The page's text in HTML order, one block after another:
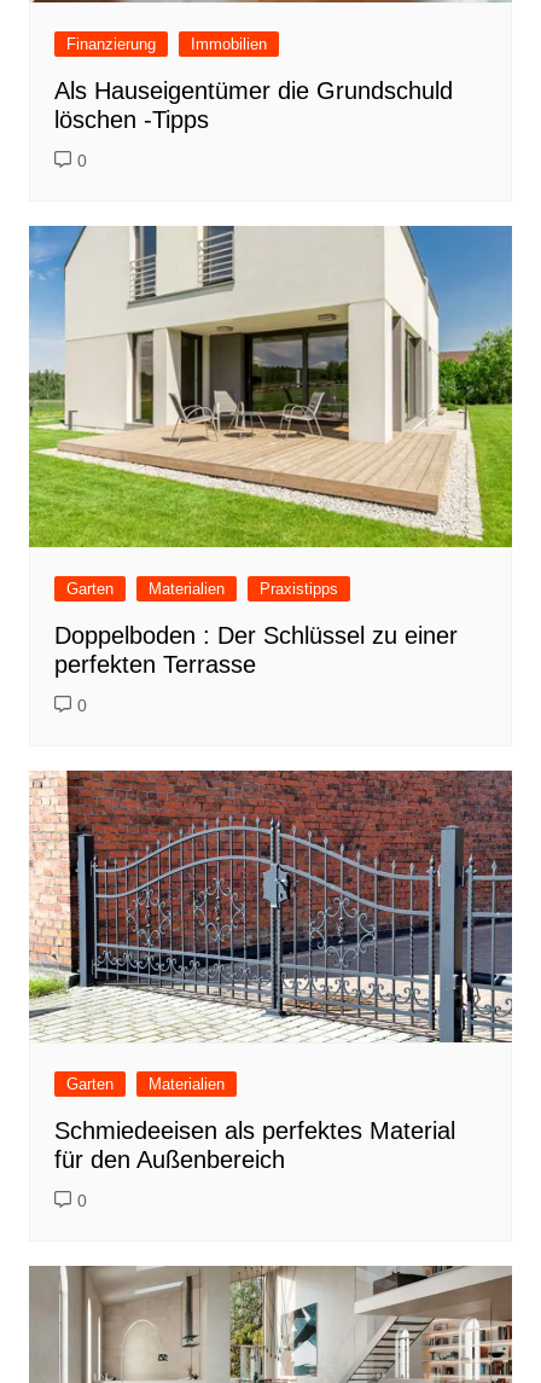
Finanzierung Immobilien
Als Hauseigentümer die Grundschuld
löschen -Tipps
0
Garten Materialien Praxistipps
Doppelboden : Der Schlüssel zu einer
perfekten Terrasse
0
Garten Materialien
Schmiedeeisen als perfektes Material
für den Außenbereich
0